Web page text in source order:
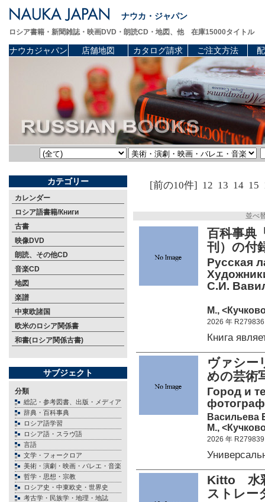
ナウカ・ジャパン
ロシア書籍・新聞雑誌・映画DVD・朗読CD・地図、他 在庫15000タイトル
ナウカジャパン 店舗地図 カタログ請求 ご注文方法
カテゴリー
カレンダー
ロシア語書籍/Книги
古書
映像DVD
朗読、その他CD
音楽CD
地図
楽譜
中東欧諸国
欧米のロシア関係書
和書(ロシア関係古書)
サブジェクト
分類
総記・参考図書、出版・メディア
辞典・百科事典
ロシア語学習
ロシア語・スラヴ語
言語
文学・フォークロア
美術・演劇・映画・バレエ・音楽
哲学・思想・宗教
ロシア史・中東欧史・世界史
考古学・民族学・地理・地誌
[前の10件] 12 13 14 15
並べ
百科事典
刊）の付
Русская
С.И.
М.,
2026 年 R279836
Книга
ヴァシ
めの芸
Город и
Васильева
М.,
2026 年 R279839
Kitto 水
ストレ